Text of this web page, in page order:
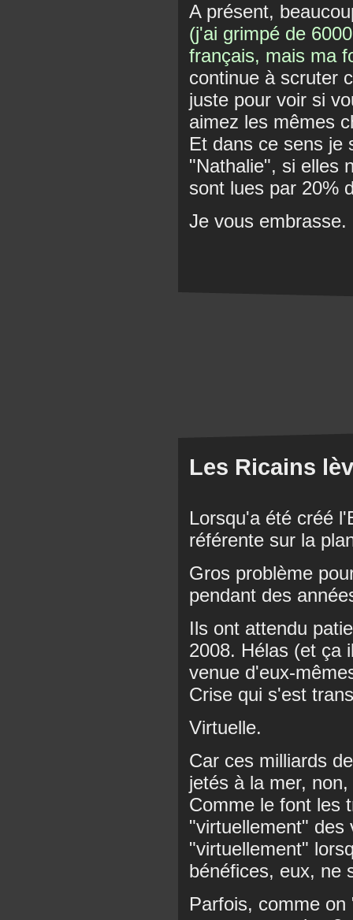
A présent,
(j'ai grimpé de
français, mais ma
continue à scruter
juste pour voir si
aimez les mêmes
Et dans ce sens je
"Nathalie", si elles
sont lues par 20%
Je vous embrasse.
Les Ricains
Lorsqu'a été créé
référente sur la
Gros problème
pendant des
Ils ont attendu
2008. Hélas (et ça
venue d'eux-
Crise qui s'est
Virtuelle.
Car ces milliards
jetés à la mer,
Comme le font les
"virtuellement" des
"virtuellement"
bénéfices, eux, ne
Parfois, comme